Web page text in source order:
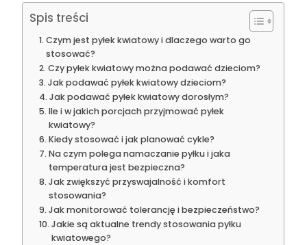
Spis treści
Czym jest pyłek kwiatowy i dlaczego warto go
stosować?
Czy pyłek kwiatowy można podawać dzieciom?
Jak podawać pyłek kwiatowy dzieciom?
Jak podawać pyłek kwiatowy dorosłym?
Ile i w jakich porcjach przyjmować pyłek
kwiatowy?
Kiedy stosować i jak planować cykle?
Na czym polega namaczanie pyłku i jaka
temperatura jest bezpieczna?
Jak zwiększyć przyswajalność i komfort
stosowania?
Jak monitorować tolerancję i bezpieczeństwo?
Jakie są aktualne trendy stosowania pyłku
kwiatowego?